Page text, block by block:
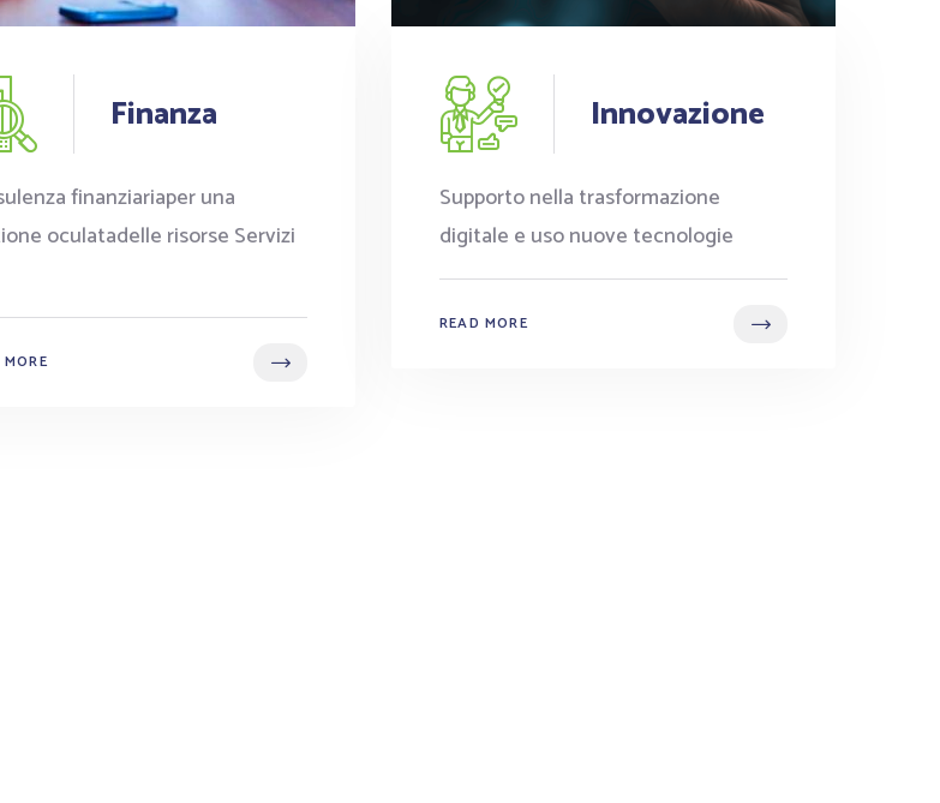
Finanza
finanziariaper una
oculatadelle risorse Servizi
Innovazione
Supporto nella trasformazione
digitale e uso nuove tecnologie
READ MORE